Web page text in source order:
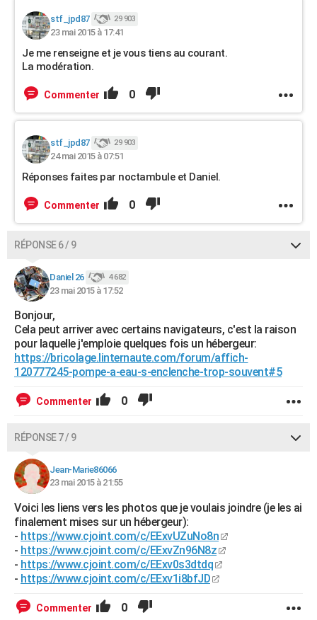
stf_jpd87 29 903
23 mai 2015 à 17:41
Je me renseigne et je vous tiens au courant.
La modération.
Commenter 0
stf_jpd87 29 903
24 mai 2015 à 07:51
Réponses faites par noctambule et Daniel.
Commenter 0
RÉPONSE 6 / 9
Daniel 26 4 682
23 mai 2015 à 17:52
Bonjour,
Cela peut arriver avec certains navigateurs, c'est la raison
pour laquelle j'emploie quelques fois un hébergeur:
https://bricolage.linternaute.com/forum/affich-
120777245-pompe-a-eau-s-enclenche-trop-souvent#5
Commenter 0
RÉPONSE 7 / 9
Jean-Marie86066
23 mai 2015 à 21:55
Voici les liens vers les photos que je voulais joindre (je les ai
finalement mises sur un hébergeur):
- https://www.cjoint.com/c/EExvUZuNo8n
- https://www.cjoint.com/c/EExvZn96N8z
- https://www.cjoint.com/c/EExv0s3dtdq
- https://www.cjoint.com/c/EExv1i8bfJD
Commenter 0